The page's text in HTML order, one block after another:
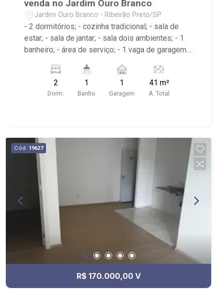
venda no Jardim Ouro Branco
Jardim Ouro Branco - Ribeirão Preto/SP
- 2 dormitórios; - cozinha tradicional; - sala de
estar; - sala de jantar; - sala dois ambientes; - 1
banheiro; - área de serviço; - 1 vaga de garagem
piscina, piscina infantil, quadra poliesportiva,
playground, área churrasco, salão de festas,
academia, espaço para bikes; - próximo ao
2
Dorm.
1
Banho
1
Garagem
41 m²
A. Total
Cód. 19627
R$ 170.000,00 V